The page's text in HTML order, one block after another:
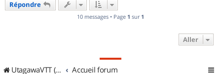
Répondre
10 messages • Page 1 sur 1
Aller
UtagawaVTT (Randos VTT et VTTAE avec traces GPS) Accueil forum